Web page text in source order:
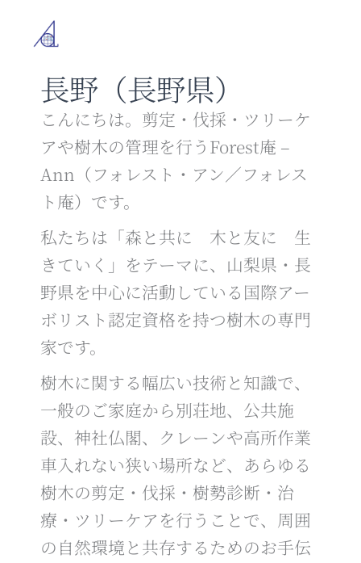
長野（長野県）
こんにちは。剪定・伐採・ツリーケ
アや樹木の管理を行うForest庵 –
Ann（フォレスト・アン／フォレス
ト庵）です。
私たちは「森と共に 木と友に 生
きていく」をテーマに、山梨県・長
野県を中心に活動している国際アー
ボリスト認定資格を持つ樹木の専門
家です。
樹木に関する幅広い技術と知識で、
一般のご家庭から別荘地、公共施
設、神社仏閣、クレーンや高所作業
車入れない狭い場所など、あらゆる
樹木の剪定・伐採・樹勢診断・治
療・ツリーケアを行うことで、周囲
の自然環境と共存するためのお手伝